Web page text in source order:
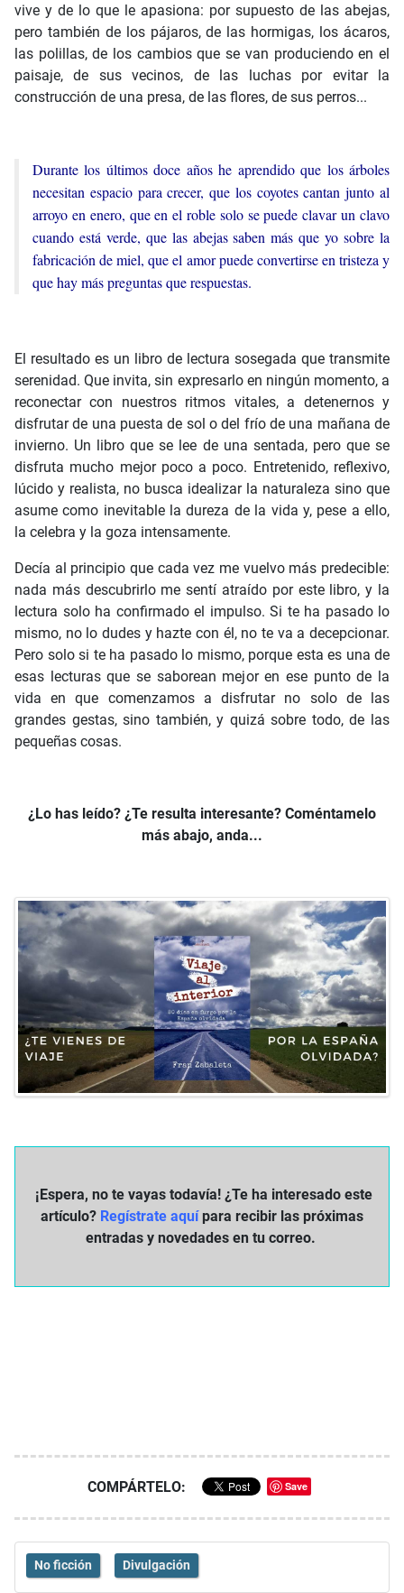
vive y de lo que le apasiona: por supuesto de las abejas,
pero también de los pájaros, de las hormigas, los ácaros,
las polillas, de los cambios que se van produciendo en el
paisaje, de sus vecinos, de las luchas por evitar la
construcción de una presa, de las flores, de sus perros...
Durante los últimos doce años he aprendido que los árboles
necesitan espacio para crecer, que los coyotes cantan junto al
arroyo en enero, que en el roble solo se puede clavar un clavo
cuando está verde, que las abejas saben más que yo sobre la
fabricación de miel, que el amor puede convertirse en tristeza y
que hay más preguntas que respuestas.
El resultado es un libro de lectura sosegada que transmite
serenidad. Que invita, sin expresarlo en ningún momento, a
reconectar con nuestros ritmos vitales, a detenernos y
disfrutar de una puesta de sol o del frío de una mañana de
invierno. Un libro que se lee de una sentada, pero que se
disfruta mucho mejor poco a poco. Entretenido, reflexivo,
lúcido y realista, no busca idealizar la naturaleza sino que
asume como inevitable la dureza de la vida y, pese a ello,
la celebra y la goza intensamente.
Decía al principio que cada vez me vuelvo más predecible:
nada más descubrirlo me sentí atraído por este libro, y la
lectura solo ha confirmado el impulso. Si te ha pasado lo
mismo, no lo dudes y hazte con él, no te va a decepcionar.
Pero solo si te ha pasado lo mismo, porque esta es una de
esas lecturas que se saborean mejor en ese punto de la
vida en que comenzamos a disfrutar no solo de las
grandes gestas, sino también, y quizá sobre todo, de las
pequeñas cosas.
¿Lo has leído? ¿Te resulta interesante? Coméntamelo
más abajo, anda...
¡Espera, no te vayas todavía! ¿Te ha interesado este
artículo? Regístrate aquí para recibir las próximas
entradas y novedades en tu correo.
COMPÁRTELO: Save
No ficción Divulgación